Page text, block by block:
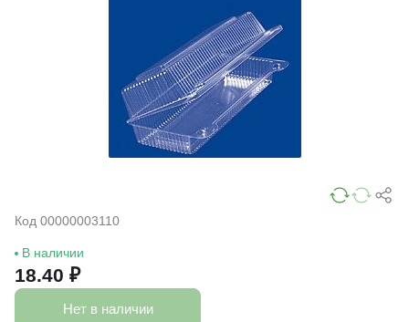
Код 00000003110
В наличии
18.40 ₽
Нет в наличии